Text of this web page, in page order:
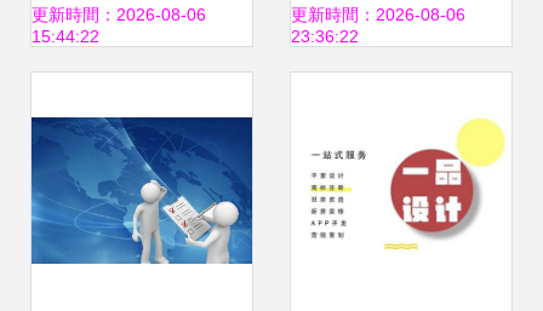
計服務的創新之路
更新時間：2026-08-06
15:44:22
名優化的領導者
更新時間：2026-08-06
23:36:22